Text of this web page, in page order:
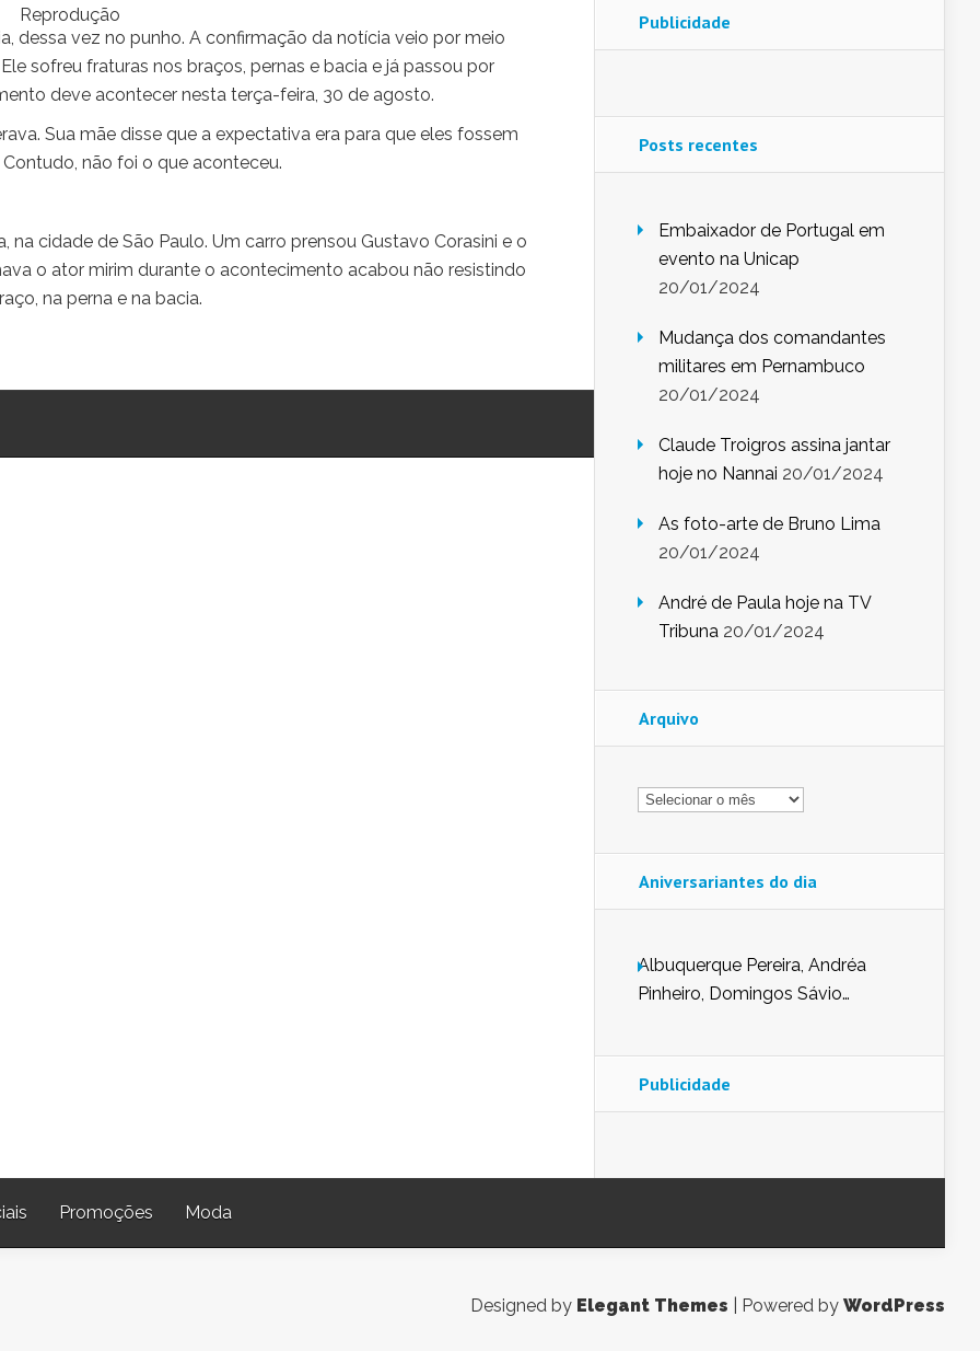
Reprodução
dessa vez no punho. A confirmação da notícia veio por meio
sofreu fraturas nos braços, pernas e bacia e já passou por
deve acontecer nesta terça-feira, 30 de agosto.
Sua mãe disse que a expectativa era para que eles fossem
não foi o que aconteceu.
cidade de São Paulo. Um carro prensou Gustavo Corasini e o
o ator mirim durante o acontecimento acabou não resistindo
na perna e na bacia.
Publicidade
Posts recentes
Embaixador de Portugal em
evento na Unicap
20/01/2024
Mudança dos comandantes
militares em Pernambuco
20/01/2024
Claude Troigros assina jantar
hoje no Nannai 20/01/2024
As foto-arte de Bruno Lima
20/01/2024
André de Paula hoje na TV
Tribuna 20/01/2024
Arquivo
Arquivo
Aniversariantes do dia
Albuquerque Pereira, Andréa
Pinheiro, Domingos Sávio
Nunes de Sena, Fátima Peixoto,
Glória Pereira, Kátia Mesel,
Publicidade
Promoções Moda
Designed by Elegant Themes | Powered by WordPress